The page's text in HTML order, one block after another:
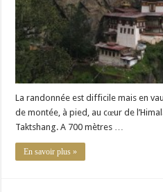
La randonnée est difficile mais en
de montée, à pied, au cœur de
Taktshang. A 700 mètres …
En savoir plus »